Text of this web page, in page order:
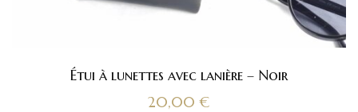
Étui à lunettes avec lanière – Noir
20,00 €